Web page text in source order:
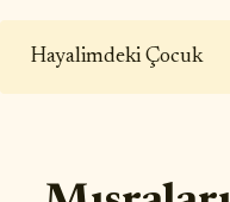
Hayalimdeki Çocuk